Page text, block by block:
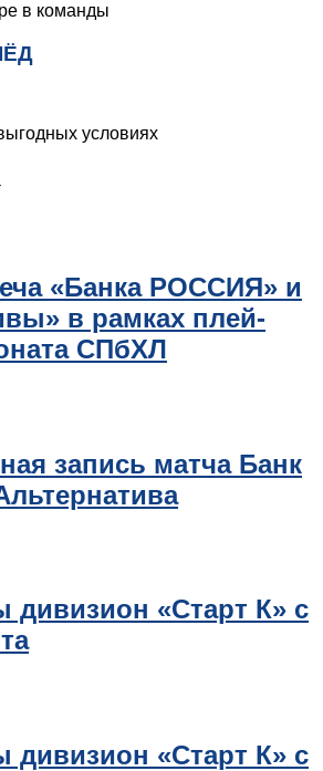
в команды
условиях
«Банка РОССИЯ» и
в рамках плей-
СПбХЛ
запись матча Банк
дивизион «Старт К» с
дивизион «Старт К» с